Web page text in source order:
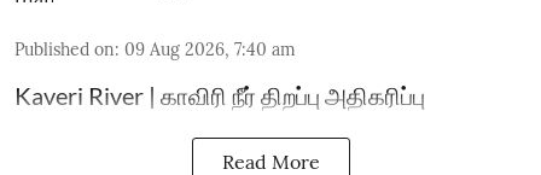
Published on: 09 Aug 2026, 7:40 am
Kaveri River | காவிரி நீர் திறப்பு அதிகரிப்பு
Read More